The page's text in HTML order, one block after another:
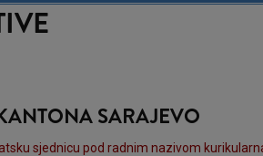
SARAJEVO
sjednicu pod radnim nazivom